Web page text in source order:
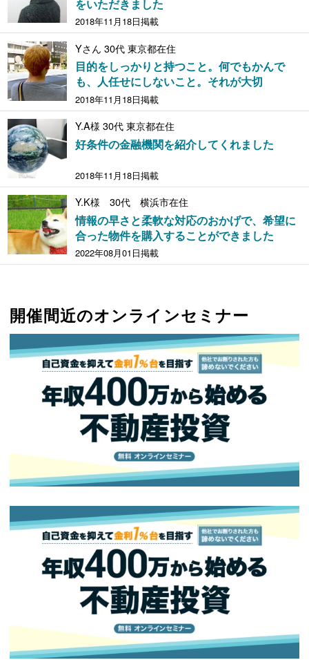
をいただきました
2018年11月18日掲載
Yさん 30代 東京都在住
目的をしっかりと持つこと。何でもかんで
も、人任せにしないこと。それが大切
2018年11月18日掲載
Y.A様 30代 東京都在住
好条件の金融機関を紹介してくれました
2018年11月18日掲載
Y.K様 30代 横浜市在住
情報の早さと柔軟な対応のおかげで、希望に
合った物件を購入することができました
2022年08月01日掲載
開催間近のオンラインセミナー